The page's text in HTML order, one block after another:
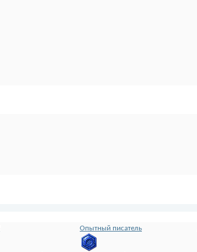
Опытный писатель